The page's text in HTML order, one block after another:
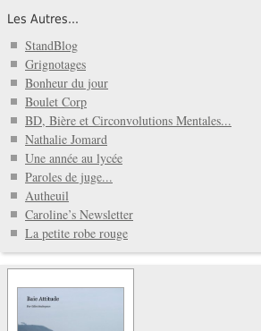
Les Autres...
StandBlog
Grignotages
Bonheur du jour
Boulet Corp
BD, Bière et Circonvolutions Mentales...
Nathalie Jomard
Une année au lycée
Paroles de juge...
Autheuil
Caroline’s Newsletter
La petite robe rouge